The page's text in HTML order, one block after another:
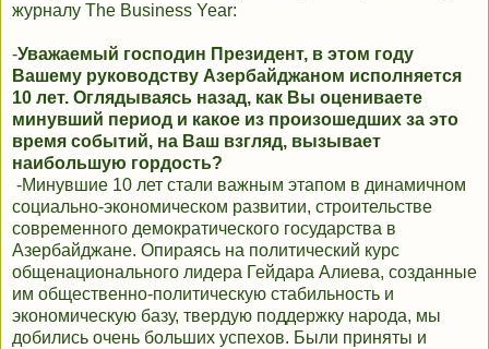
журналу The Business Year:
-Уважаемый господин Президент, в этом году
Вашему руководству Азербайджаном исполняется
10 лет. Оглядываясь назад, как Вы оцениваете
минувший период и какое из произошедших за это
время событий, на Ваш взгляд, вызывает
наибольшую гордость?
-Минувшие 10 лет стали важным этапом в динамичном
социально-экономическом развитии, строительстве
современного демократического государства в
Азербайджане. Опираясь на политический курс
общенационального лидера Гейдара Алиева, созданные
им общественно-политическую стабильность и
экономическую базу, твердую поддержку народа, мы
добились очень больших успехов. Были приняты и